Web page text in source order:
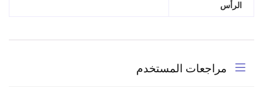
الرأس
مراجعات المستخدم